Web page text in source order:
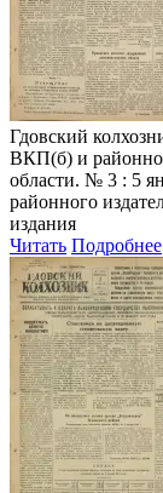
Гдовский
ВКП(б) и
области. № 3 : 5
районного
издания
Читать Подробнее